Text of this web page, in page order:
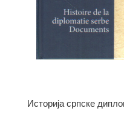
Историја српске